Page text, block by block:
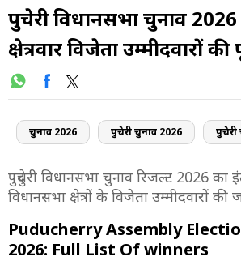
पुदुचेरी विधानसभा चुनाव 2026
क्षेत्रवार विजेता उम्मीदवारों की
चुनाव 2026 पुदुचेरी चुनाव 2026
पुदुचेरी विधानसभा चुनाव रिजल्ट 2026 का
विधानसभा क्षेत्रों के विजेता उम्मीदवारों की
Puducherry Assembly
2026: Full List Of winners